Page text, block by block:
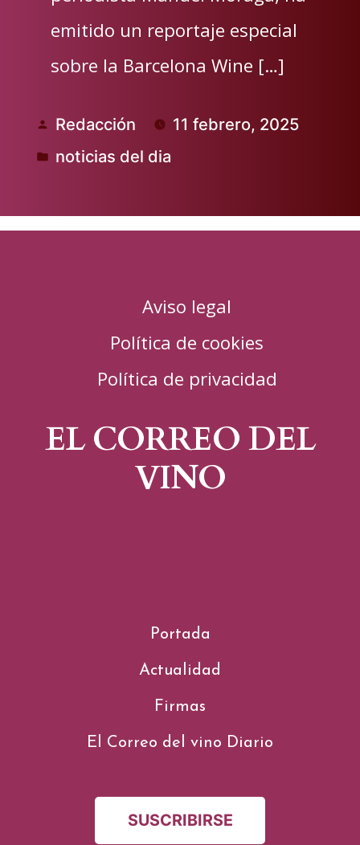
emitido un reportaje especial
sobre la Barcelona Wine […]
Publicado
por
Redacción 11 febrero, 2025
Publicado
noticias del dia
Aviso legal
Política de cookies
Política de privacidad
EL CORREO DEL
VINO
Portada
Actualidad
Firmas
El Correo del vino Diario
SUSCRIBIRSE